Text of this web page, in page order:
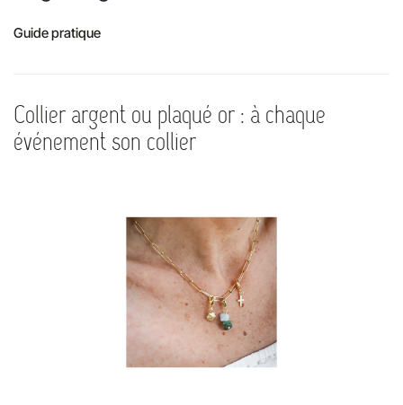
Guide pratique
Collier argent ou plaqué or : à chaque
événement son collier